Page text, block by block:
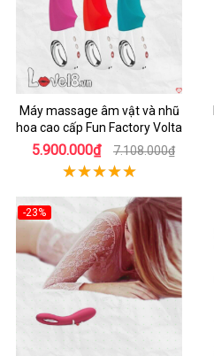
Máy massage âm vật và nhũ
hoa cao cấp Fun Factory Volta
5.900.000₫ 7.108.000₫
-23%